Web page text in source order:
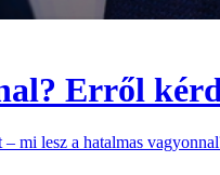
Erről
mi lesz a hatalmas